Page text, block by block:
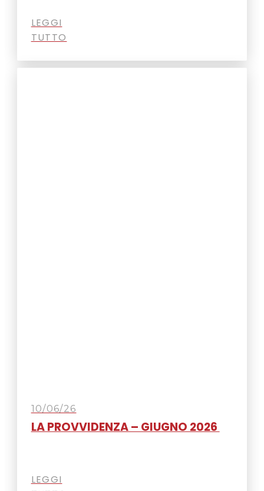
LEGGI
TUTTO
10/06/26
LA PROVVIDENZA – GIUGNO 2026
LEGGI